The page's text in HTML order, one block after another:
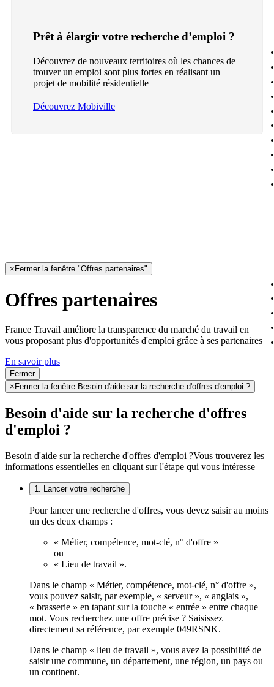
Prêt à élargir votre recherche d’emploi ?
Découvrez de nouveaux territoires où les chances de
trouver un emploi sont plus fortes en réalisant un
projet de mobilité résidentielle
Découvrez Mobiville
× Fermer la fenêtre "Offres partenaires"
Offres partenaires
France Travail améliore la transparence du marché du travail en
vous proposant plus d'opportunités d'emploi grâce à ses partenaires
En savoir plus
Fermer
× Fermer la fenêtre Besoin d'aide sur la recherche d'offres d'emploi ?
Besoin d'aide sur la recherche d'offres
d'emploi ?
Besoin d'aide sur la recherche d'offres d'emploi ?Vous trouverez les
informations essentielles en cliquant sur l'étape qui vous intéresse
1. Lancer votre recherche
Pour lancer une recherche d'offres, vous devez saisir au moins
un des deux champs :
« Métier, compétence, mot-clé, n° d'offre »
ou
« Lieu de travail ».
Dans le champ « Métier, compétence, mot-clé, n° d'offre »,
vous pouvez saisir, par exemple, « serveur », « anglais »,
« brasserie » en tapant sur la touche « entrée » entre chaque
mot. Vous recherchez une offre précise ? Saisissez
directement sa référence, par exemple 049RSNK.
Dans le champ « lieu de travail », vous avez la possibilité de
saisir une commune, un département, une région, un pays ou
un continent.